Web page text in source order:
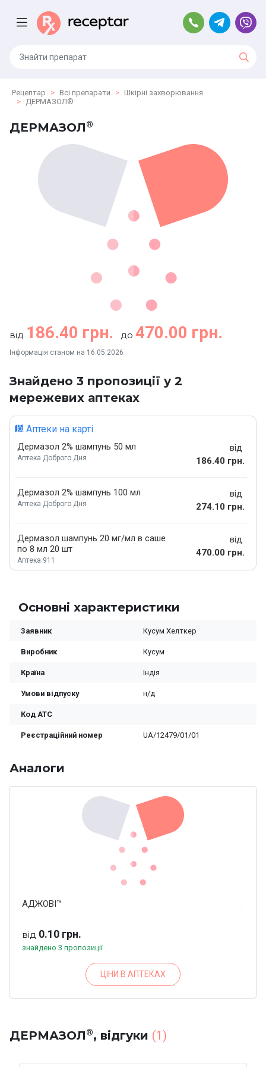
Рецептар Всі препарати
Шкірні захворювання
ДЕРМАЗОЛ®
ДЕРМАЗОЛ®
від 186.40 грн. до 470.00 грн.
Інформація станом на 16.05.2026
Знайдено 3 пропозиції у 2
мережевих аптеках
Аптеки на карті
Дермазол 2% шампунь 50 мл
Аптека Доброго Дня
від
186.40 грн.
Дермазол 2% шампунь 100 мл
Аптека Доброго Дня
від
274.10 грн.
Дермазол шампунь 20 мг/мл в саше
по 8 мл 20 шт
Аптека 911
від
470.00 грн.
Основні характеристики
Заявник Кусум Хелткер
Виробник Кусум
Країна Індія
Умови відпуску н/д
Код ATC
Реєстраційний номер UA/12479/01/01
Аналоги
АДЖОВІ™
від 0.10 грн.
знайдено 3 пропозиції
ЦІНИ В АПТЕКАХ
ДЕРМАЗОЛ®, відгуки (1)